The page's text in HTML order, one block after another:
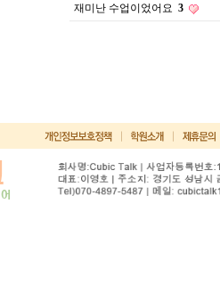
재미난 수업이었어요 3